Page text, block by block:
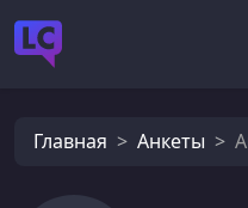
Главная Анкеты